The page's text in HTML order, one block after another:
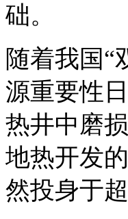
础。
随着我国“
源重要性
热井中磨
地热开发
然投身于